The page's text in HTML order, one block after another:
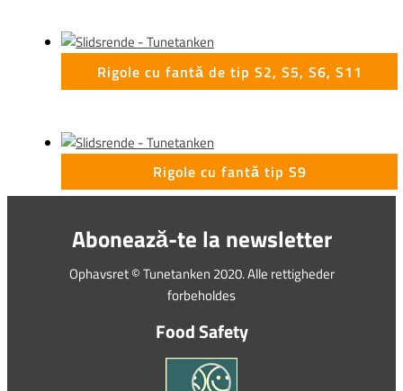
Rigole cu fantă de tip S2, S5, S6, S11
Rigole cu fantă tip S9
Abonează-te la newsletter
Ophavsret © Tunetanken 2020. Alle rettigheder
forbeholdes
Food Safety